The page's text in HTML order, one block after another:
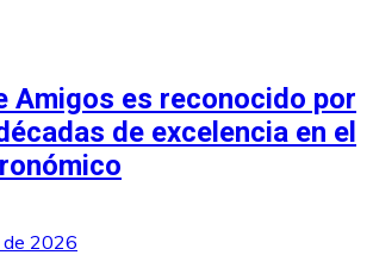
Amigos es reconocido por
de excelencia en el
de 2026